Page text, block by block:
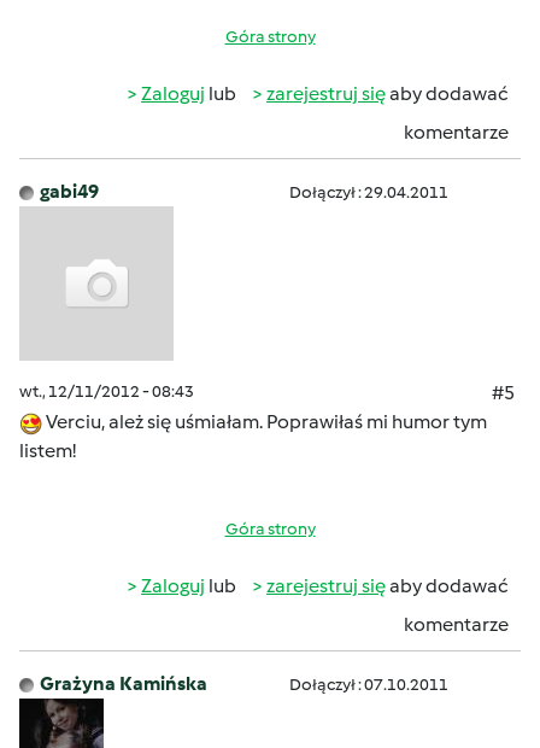
Góra strony
Zaloguj lub zarejestruj sięaby dodawać
komentarze
gabi49 Dołączył : 29.04.2011
wt., 12/11/2012 - 08:43
#5
Verciu, ależ się uśmiałam. Poprawiłaś mi humor tym
listem!
Góra strony
Zaloguj lub zarejestruj sięaby dodawać
komentarze
Grażyna Kamińska Dołączył : 07.10.2011